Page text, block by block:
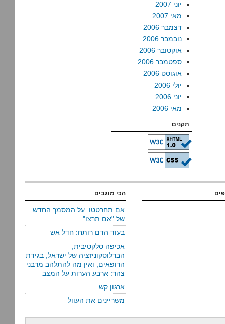
יוני 2007
מאי 2007
דצמבר 2006
נובמבר 2006
אוקטובר 2006
ספטמבר 2006
אוגוסט 2006
יולי 2006
יוני 2006
מאי 2006
תקנים
הכי מוגבים
אם תחרטטו: על המסמך החדש
של "אם תרצו"
בעוד הדם רותח: חדל אש
אכיפה סלקטיבית,
הברלוסקוניזציה של ישראל, בגידת
הרופאים, ואין מה להתלהב מרבני
צהר: ארבע הערות על המצב
ארגון קש
משריינים את העוול